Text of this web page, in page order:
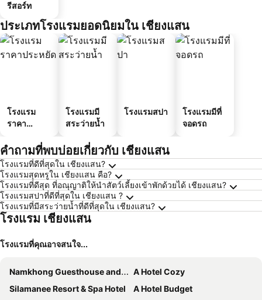
รีสอร์ท
ประเภทโรงแรมยอดนิยมใน เชียงแสน
โรงแรม
ราคา
โรงแรมมี
สระว่ายน้ำ
โรงแรมสปา
โรงแรมมีที่
จอดรถ
คำถามที่พบบ่อยเกี่ยวกับ เชียงแสน
โรงแรมที่ดีที่สุดใน เชียงแสน?
โรงแรมสุดหรูใน เชียงแสน คือ?
โรงแรมที่ดีสุด ที่อณุญาติให้นำสัตว์เลี้ยงเข้าพักด้วยได้ เชียงแสน?
โรงแรมสปาที่ดีที่สุดใน เชียงแสน ?
โรงแรมที่มีสระว่ายน้ำที่ดีที่สุดใน เชียงแสน?
โรงแรม เชียงแสน
โรงแรมที่คุณอาจสนใจ...
Namkhong Guesthouse and Resort
A Hotel Cozy
Silamanee Resort & Spa Hotel
A Hotel Budget